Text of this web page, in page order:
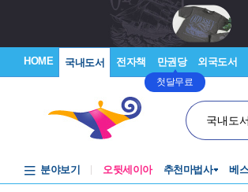
HOME 국내도서 전자책 만권당
첫달무료
외국도서
국내도
분야보기 오뒷세이아 추천마법사 베